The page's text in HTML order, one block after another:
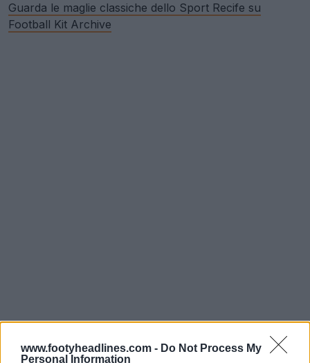
www.footyheadlines.com - Do Not Process My
Personal Information
Guarda le maglie classiche dello Sport Recife su
Football Kit Archive